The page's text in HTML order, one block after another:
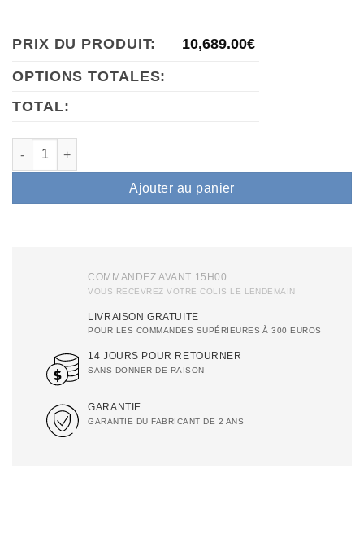
PRIX DU PRODUIT: 10,689.00€
OPTIONS TOTALES:
TOTAL:
quantité de Laser à diode Air Essence™ Harmattan H3 pour
Ajouter au panier
COMMANDEZ AVANT 15H00
VOUS RECEVREZ VOTRE COLIS LE LENDEMAIN
LIVRAISON GRATUITE
POUR LES COMMANDES SUPÉRIEURES À 300 EUROS
14 JOURS POUR RETOURNER
SANS DONNER DE RAISON
GARANTIE
GARANTIE DU FABRICANT DE 2 ANS